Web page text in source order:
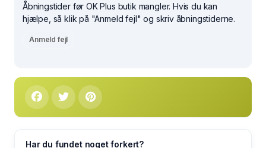
Åbningstider før OK Plus butik mangler. Hvis du kan
hjælpe, så klik på "Anmeld fejl" og skriv åbningstiderne.
Anmeld fejl
Har du fundet noget forkert?